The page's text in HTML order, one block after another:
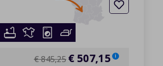
€ 845,25 € 507,15 i